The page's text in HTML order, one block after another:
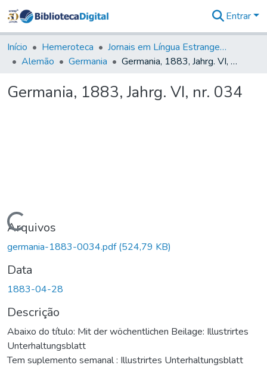
&
Coleções
Tudo na
Digital
Entrar
Início Hemeroteca
Jornais em Língua Estrangeira
Alemão
Germania Germania, 1883, Jahrg. VI, nr. 034
Germania, 1883, Jahrg. VI, nr. 034
Carregando...
Arquivos
germania-1883-0034.pdf(524,79 KB)
Data
1883-04-28
Descrição
Abaixo do título: Mit der wöchentlichen Beilage: Illustrirtes
Unterhaltungsblatt
Tem suplemento semanal : Illustrirtes Unterhaltungsblatt